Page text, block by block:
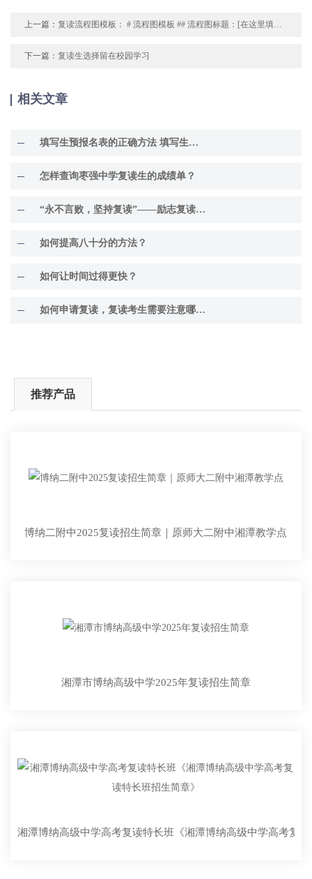
上一篇：复读流程图模板： # 流程图模板 ## 流程图标题：[在这里填写你的流程图标题] ### 描述： [在这里填写流程图的描述，简要说明流程图涵盖的内容和目的] ### 流程步骤
下一篇：复读生选择留在校园学习
相关文章
填写生预报名表的正确方法 填写生预报名表的详细步骤
怎样查询枣强中学复读生的成绩单？
“永不言败，坚持复读”——励志复读生群名称重新起名
如何提高八十分的方法？
如何让时间过得更快？
如何申请复读，复读考生需要注意哪些事项？
推荐产品
博纳二附中2025复读招生简章｜原师大二附中湘潭教学点
湘潭市博纳高级中学2025年复读招生简章
湘潭博纳高级中学高考复读特长班《湘潭博纳高级中学高考复